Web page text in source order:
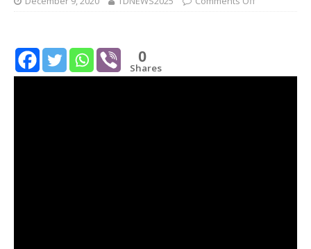
0
Shares